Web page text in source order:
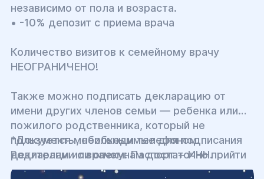
независимо от пола и возраста.
• -10% депозит с приема врача
Количество визитов к семейному врачу
НЕОГРАНИЧЕНО!
Также можно подписать декларацию от
имени других членов семьи — ребенка или
пожилого родственника, который не
пользуется мобильным телефоном.
Родителям или опекунам достаточно прийти
со своими документами, захватив
*Документы, необходимые для подписания
декларации с врачом: Паспорт + ИНН.